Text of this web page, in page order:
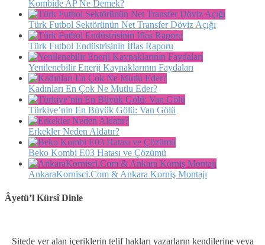
Kombide AP Ne Demek?
Türk Futbol Sektörünün Net Transfer Döviz Açığı
Türk Futbol Endüstrisinin İflas Raporu
Yenilenebilir Enerji Kaynaklarının Faydaları
Kadınları En Çok Ne Mutlu Eder?
Türkiye’nin En Büyük Gölü: Van Gölü
Erkekler Neden Aldatır?
Beko Kombi E03 Hatası ve Çözümü
AnkaraKornisci.Com & Ankara Korniş Montajı
Âyetü’l Kürsî Dinle
Sitede yer alan içeriklerin telif hakları yazarların kendilerine veya